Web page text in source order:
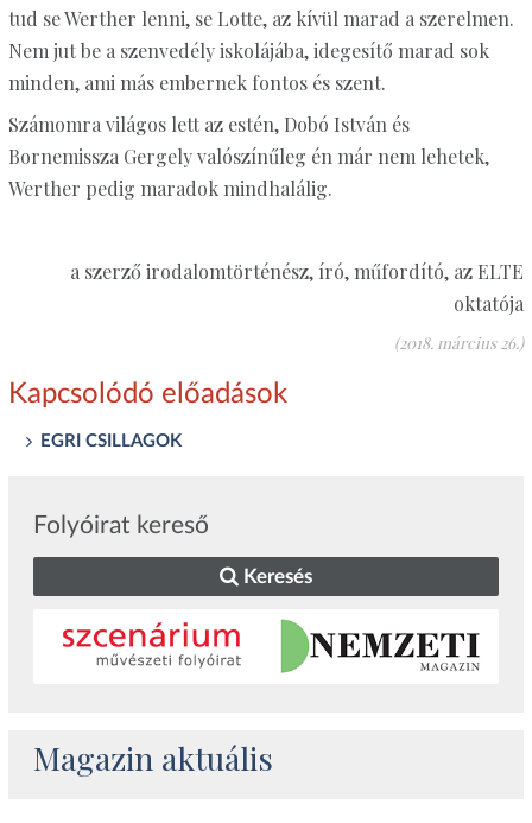
tud se Werther lenni, se Lotte, az kívül marad a szerelmen.
Nem jut be a szenvedély iskolájába, idegesítő marad sok
minden, ami más embernek fontos és szent.
Számomra világos lett az estén, Dobó István és
Bornemissza Gergely valószínűleg én már nem lehetek,
Werther pedig maradok mindhalálig.
a szerző irodalomtörténész, író, műfordító, az ELTE
oktatója
(2018. március 26.)
Kapcsolódó előadások
EGRI CSILLAGOK
Folyóirat kereső
Keresés
Magazin aktuális